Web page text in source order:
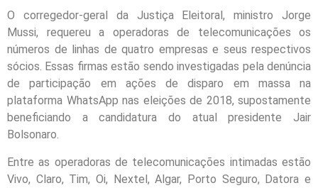
O corregedor-geral da Justiça Eleitoral, ministro Jorge
Mussi, requereu a operadoras de telecomunicações os
números de linhas de quatro empresas e seus respectivos
sócios. Essas firmas estão sendo investigadas pela denúncia
de participação em ações de disparo em massa na
plataforma WhatsApp nas eleições de 2018, supostamente
beneficiando a candidatura do atual presidente Jair
Bolsonaro.
Entre as operadoras de telecomunicações intimadas estão
Vivo, Claro, Tim, Oi, Nextel, Algar, Porto Seguro, Datora e